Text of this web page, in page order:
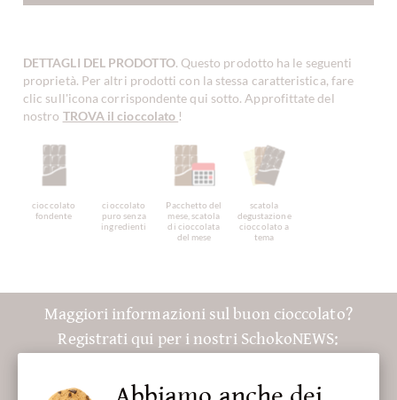
DETTAGLI DEL PRODOTTO. Questo prodotto ha le seguenti
proprietà. Per altri prodotti con la stessa caratteristica, fare
clic sull'icona corrispondente qui sotto. Approfittate del
nostro TROVA il cioccolato !
cioccolato
fondente
cioccolato
puro senza
ingredienti
Pacchetto del
mese, scatola
di cioccolata
del mese
scatola
degustazione
cioccolato a
tema
Maggiori informazioni sul buon cioccolato?
Registrati qui per i nostri SchokoNEWS: